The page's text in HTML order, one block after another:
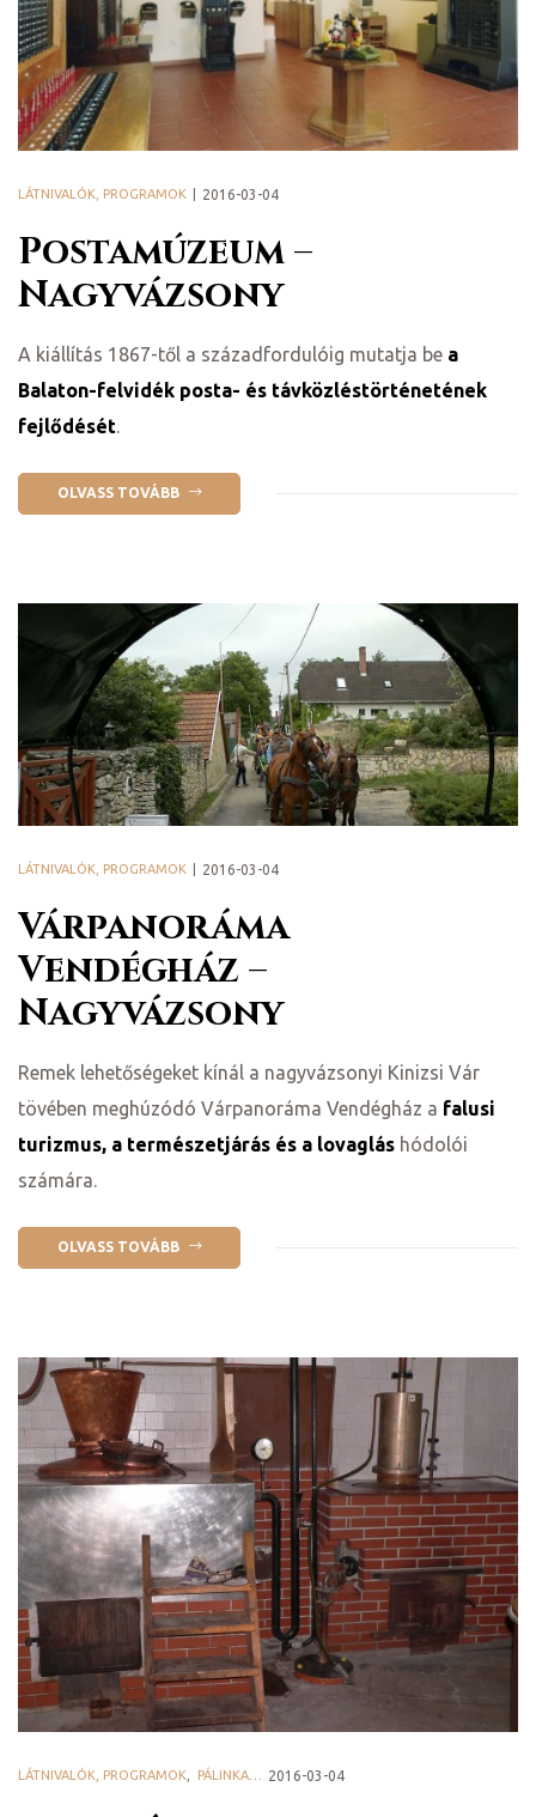
Postamúzeum –
Nagyvázsony
LÁTNIVALÓK, PROGRAMOK 2016-03-04
A kiállítás 1867-től a századfordulóig mutatja be a
Balaton-felvidék posta- és távközléstörténetének
fejlődését.
OLVASS TOVÁBB
Várpanoráma
Vendégház –
Nagyvázsony
LÁTNIVALÓK, PROGRAMOK 2016-03-04
Remek lehetőségeket kínál a nagyvázsonyi Kinizsi Vár
tövében meghúzódó Várpanoráma Vendégház a falusi
turizmus, a természetjárás és a lovaglás hódolói
számára.
OLVASS TOVÁBB
LÁTNIVALÓK, PROGRAMOK PÁLINKAHÁZAK 2016-03-04
2020